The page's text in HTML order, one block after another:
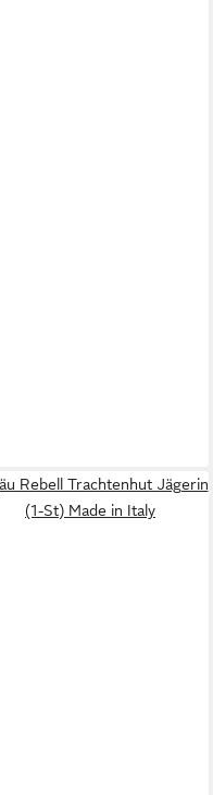
Rebell Trachtenhut Jägerin
(1-St) Made in Italy